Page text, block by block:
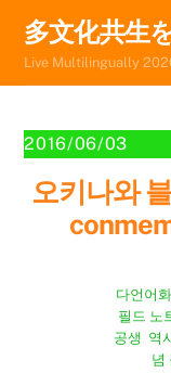
content
多文化共生
Live Multilingually
2016/06/03
오키나와
다언어화
필드 노
공생 역
념